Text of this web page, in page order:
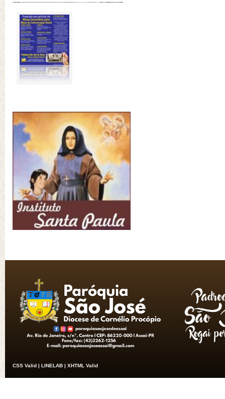
CSS Valid | LINELAB | XHTML Valid